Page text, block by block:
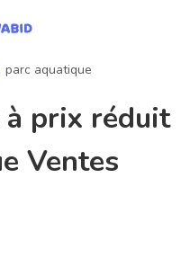
parc aquatique
Ventes